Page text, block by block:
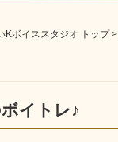
Kボイススタジオ トップ >
イトレ♪